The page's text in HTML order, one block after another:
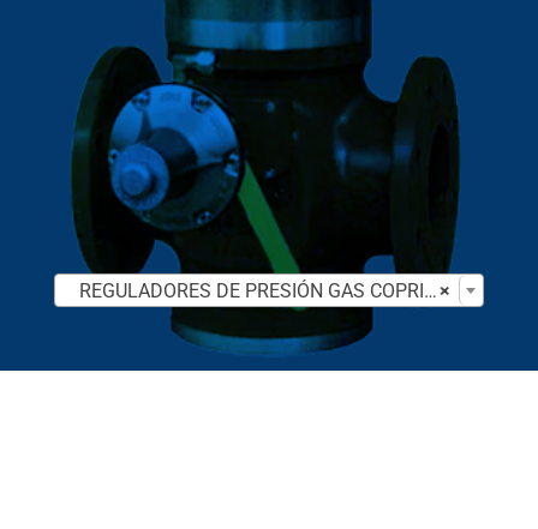

×
REGULADORES DE PRESIÓN GAS COPRIM